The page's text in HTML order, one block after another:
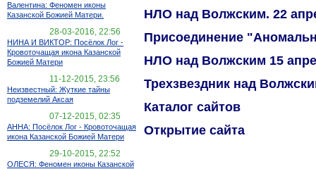
Валентина: Феномен иконы
Казанской Божией Матери.
28-03-2016, 22:56
НИНА И ВИКТОР: Посёлок Лог -
Кровоточащая икона Казанской
Божией Матери
11-12-2015, 23:56
Неизвестный: Жуткие тайны
подземелий Аксая
07-12-2015, 02:35
АННА: Посёлок Лог - Кровоточащая
икона Казанской Божией Матери
29-10-2015, 22:52
ОЛЕСЯ: Феномен иконы Казанской
НЛО над Волжским. 22
Присоединение
НЛО над Волжским 15
Трехзвездник над
Каталог сайтов
Открытие сайта